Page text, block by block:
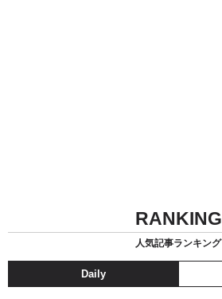
RANKING
人気記事ランキング
Daily